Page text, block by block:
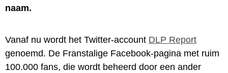
naam.
Vanaf nu wordt het Twitter-account DLP Report
genoemd. De Franstalige Facebook-pagina met ruim
100.000 fans, die wordt beheerd door een ander